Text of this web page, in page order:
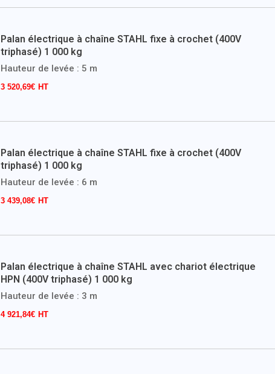
Palan électrique à chaîne STAHL fixe à crochet (400V
triphasé) 1 000 kg
Hauteur de levée : 5 m
3 520,69€
Palan électrique à chaîne STAHL fixe à crochet (400V
triphasé) 1 000 kg
Hauteur de levée : 6 m
3 439,08€
Palan électrique à chaîne STAHL avec chariot électrique
HPN (400V triphasé) 1 000 kg
Hauteur de levée : 3 m
4 921,84€